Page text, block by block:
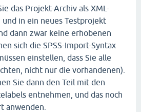
das Projekt-Archiv als XML-
in ein neues Testprojekt
dann zwar keine erhobenen
sich die SPSS-Import-Syntax
einstellen, dass Sie alle
nicht nur die vorhandenen).
Sie dann den Teil mit den
entnehmen, und das noch
anwenden.